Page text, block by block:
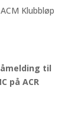
Klubbløp
til
på ACR